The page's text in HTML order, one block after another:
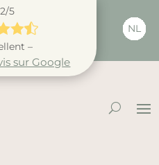
5

–
sur Google
NL